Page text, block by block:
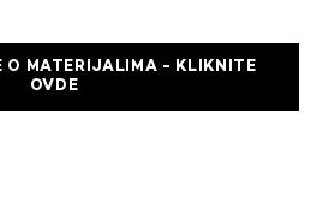
O MATERIJALIMA - KLIKNITE
OVDE